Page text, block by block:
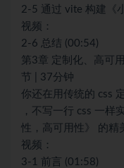
2-5 通过 vite 构建《
视频：
2-6 总结 (00:54)
第3章 定制化、高可
节 | 37分钟
你还在用传统的 css
，不写一行 css 一样
性，高可用性》 的精
视频：
3-1 前言 (01:58)